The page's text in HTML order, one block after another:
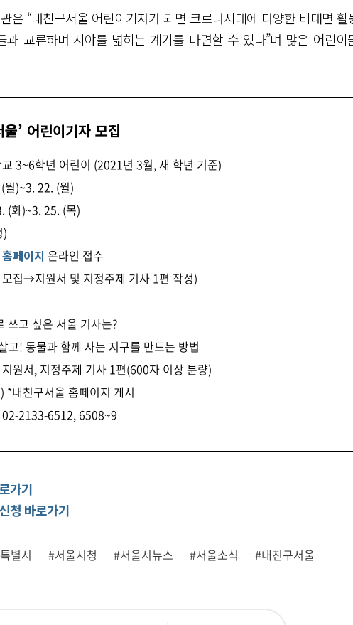
은 “내친구서울 어린이기자가 되면 코로나시대에 다양한 비대면 활
교류하며 시야를 넓히는 계기를 마련할 수 있다”며 많은 어린이
’ 어린이기자 모집
3~6학년 어린이 (2021년 3월, 새 학년 기준)
)~3. 22. (월)
(화)~3. 25. (목)
페이지 온라인 접수
집→지원서 및 지정주제 기사 1편 작성)
고 싶은 서울 기사는?
! 동물과 함께 사는 지구를 만드는 방법
원서, 지정주제 기사 1편(600자 이상 분량)
내친구서울 홈페이지 게시
2133-6512, 6508~9
가기
청 바로가기
별시 #서울시청 #서울시뉴스 #서울소식
#내친구서울